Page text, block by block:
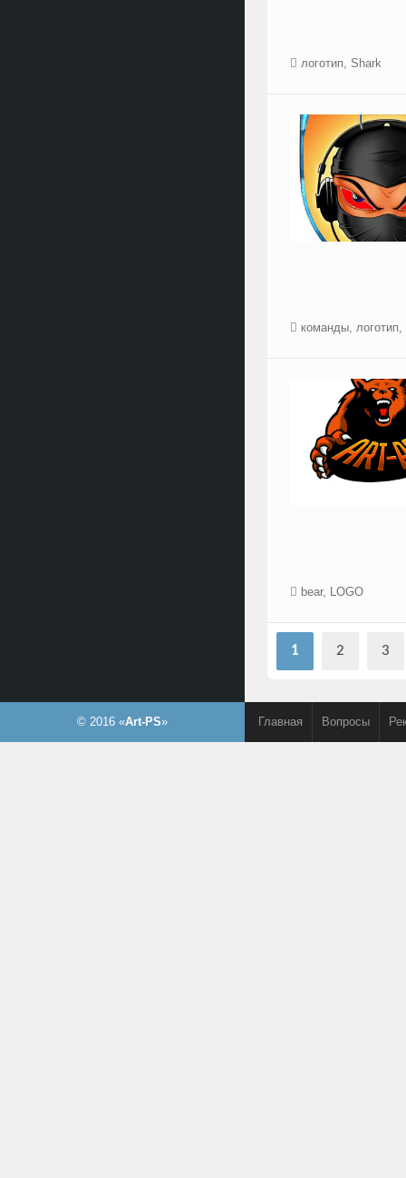
логотип, Shark
команды, логотип,
bear, LOGO
1 2 3
© 2016 «Art-PS» Главная Вопросы